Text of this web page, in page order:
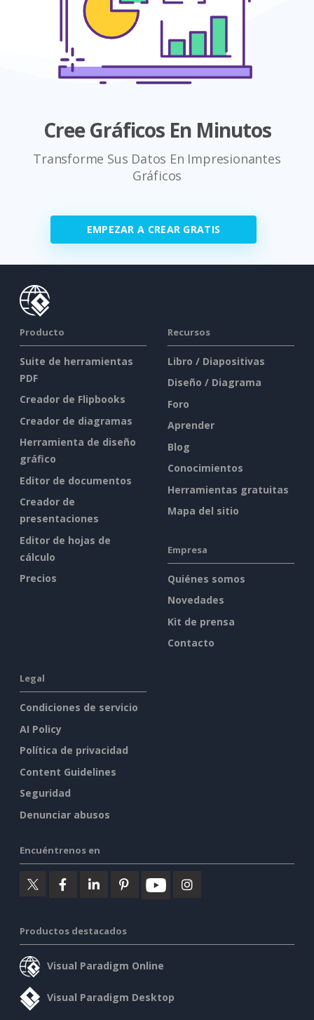
Cree Gráficos En Minutos
Transforme Sus Datos En Impresionantes
Gráficos
EMPEZAR A CREAR GRATIS
Producto
Suite de herramientas
PDF
Creador de Flipbooks
Creador de diagramas
Herramienta de diseño
gráfico
Editor de documentos
Creador de
presentaciones
Editor de hojas de
cálculo
Precios
Recursos
Libro / Diapositivas
Diseño / Diagrama
Foro
Aprender
Blog
Conocimientos
Herramientas gratuitas
Mapa del sitio
Empresa
Quiénes somos
Novedades
Kit de prensa
Contacto
Legal
Condiciones de servicio
AI Policy
Política de privacidad
Content Guidelines
Seguridad
Denunciar abusos
Encuéntrenos en
Productos destacados
Visual Paradigm Online
Visual Paradigm Desktop